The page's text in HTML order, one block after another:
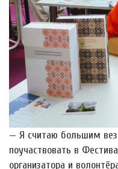
— Я считаю большим
поучаствовать в
организатора и